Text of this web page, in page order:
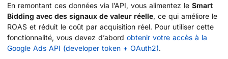
En remontant ces données via l’API, vous alimentez le Smart
Bidding avec des signaux de valeur réelle, ce qui améliore le
ROAS et réduit le coût par acquisition réel. Pour utiliser cette
fonctionnalité, vous devez d’abord obtenir votre accès à la
Google Ads API (developer token + OAuth2).